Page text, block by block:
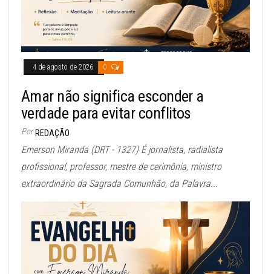
4 de agosto de 2026 0
Amar não significa esconder a
verdade para evitar conflitos
Por REDAÇÃO
Emerson Miranda (DRT - 1327) É jornalista, radialista
profissional, professor, mestre de cerimônia, ministro
extraordinário da Sagrada Comunhão, da Palavra...